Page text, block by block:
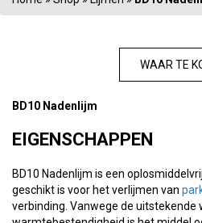
WAAR TE
BD10 Nadenlijm
EIGENSCHAPPEN
BD10 Nadenlijm is een
geschikt is voor het verlijmen van
verbinding. Vanwege de uitstekende